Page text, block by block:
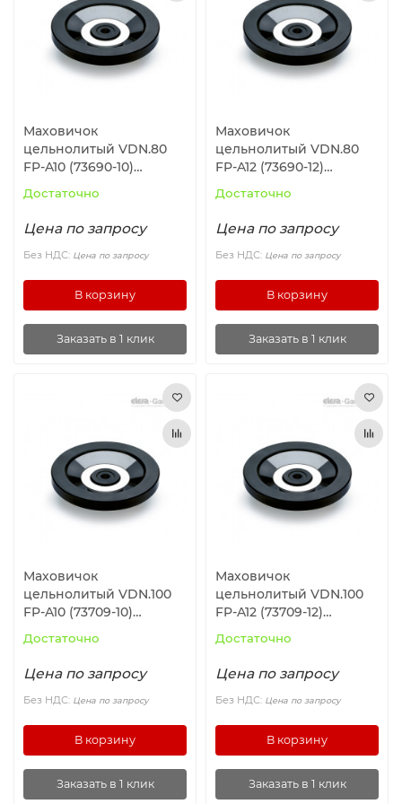
Ролики и колёса
Магниты удерживающие
Компоненты линейного движения
Вакуумные компоненты
Станочные приспособления
Маховичок
цельнолитый VDN.80
FP-A10 (73690-10)
Достаточно
Цена по запросу
Без НДС: Цена по запросу
В корзину
Заказать в 1 клик
Маховичок
цельнолитый VDN.80
FP-A12 (73690-12)
Достаточно
Цена по запросу
Без НДС: Цена по запросу
В корзину
Заказать в 1 клик
Маховичок
цельнолитый VDN.100
FP-A10 (73709-10)
Достаточно
Цена по запросу
Без НДС: Цена по запросу
В корзину
Заказать в 1 клик
Маховичок
цельнолитый VDN.100
FP-A12 (73709-12)
Достаточно
Цена по запросу
Без НДС: Цена по запросу
В корзину
Заказать в 1 клик